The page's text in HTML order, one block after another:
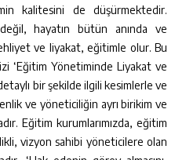
kalitesini de düşürmektedir.
hayatın bütün anında ve
ve liyakat, eğitimle olur. Bu
‘Eğitim Yönetiminde Liyakat ve
bir şekilde ilgili kesimlerle ve
ve yöneticiliğin ayrı birikim ve
Eğitim kurumlarımızda, eğitim
vizyon sahibi yöneticilere olan